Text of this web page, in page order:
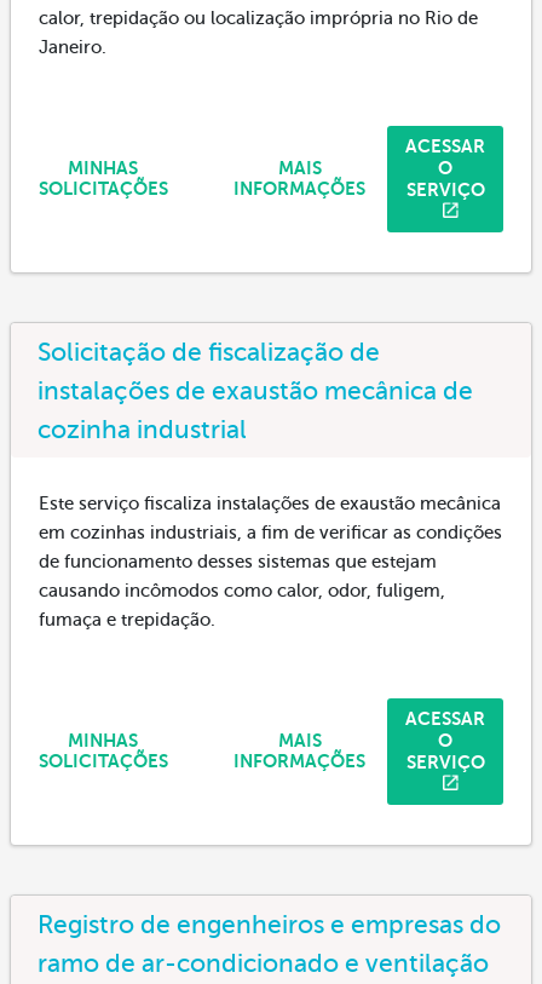
calor, trepidação ou localização imprópria no Rio de
Janeiro.
ACESSAR
O
SERVIÇO
MAIS
INFORMAÇÕES
MINHAS
SOLICITAÇÕES
Solicitação de fiscalização de
instalações de exaustão mecânica de
cozinha industrial
Este serviço fiscaliza instalações de exaustão mecânica
em cozinhas industriais, a fim de verificar as condições
de funcionamento desses sistemas que estejam
causando incômodos como calor, odor, fuligem,
fumaça e trepidação.
ACESSAR
O
SERVIÇO
MAIS
INFORMAÇÕES
MINHAS
SOLICITAÇÕES
Registro de engenheiros e empresas do
ramo de ar-condicionado e ventilação